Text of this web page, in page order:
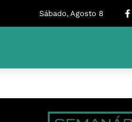
Sábado, Agosto 8